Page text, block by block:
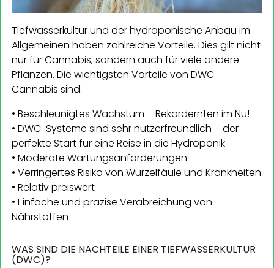
Tiefwasserkultur und der hydroponische Anbau im
Allgemeinen haben zahlreiche Vorteile. Dies gilt nicht
nur für Cannabis, sondern auch für viele andere
Pflanzen. Die wichtigsten Vorteile von DWC-
Cannabis sind:
• Beschleunigtes Wachstum – Rekordernten im Nu!
• DWC-Systeme sind sehr nutzerfreundlich – der
perfekte Start für eine Reise in die Hydroponik
• Moderate Wartungsanforderungen
• Verringertes Risiko von Wurzelfäule und Krankheiten
• Relativ preiswert
• Einfache und präzise Verabreichung von
Nährstoffen
WAS SIND DIE NACHTEILE EINER TIEFWASSERKULTUR
(DWC)?